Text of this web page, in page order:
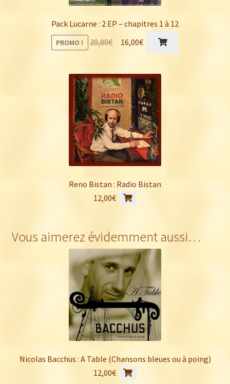
Pack Lucarne : 2 EP – chapitres 1 à 12
PROMO ! 20,00€
Le
était :
20,00€.
16,00€
prix
est :
16,00€.
Reno Bistan : Radio Bistan
12,00€
Vous aimerez évidemment aussi…
Nicolas Bacchus : A Table (Chansons bleues ou à poing)
12,00€